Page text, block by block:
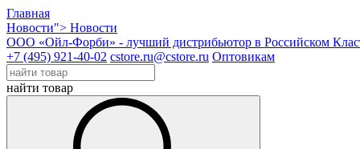
Главная
Новости"> Новости
ООО «Ойл-Форби» - лучший дистрибьютор в Российском
+7 (495) 921-40-02 cstore.ru@cstore.ru Оптовикам
найти товар